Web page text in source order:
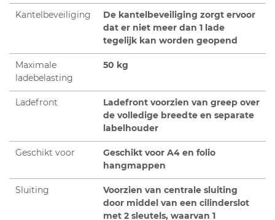
Kantelbeveiliging
De kantelbeveiliging zorgt ervoor
dat er niet meer dan 1 lade
tegelijk kan worden geopend
Maximale
ladebelasting
50 kg
Ladefront
Ladefront voorzien van greep over
de volledige breedte en separate
labelhouder
Geschikt voor Geschikt voor A4 en folio
hangmappen
Sluiting
Voorzien van centrale sluiting
door middel van een cilinderslot
met 2 sleutels, waarvan 1